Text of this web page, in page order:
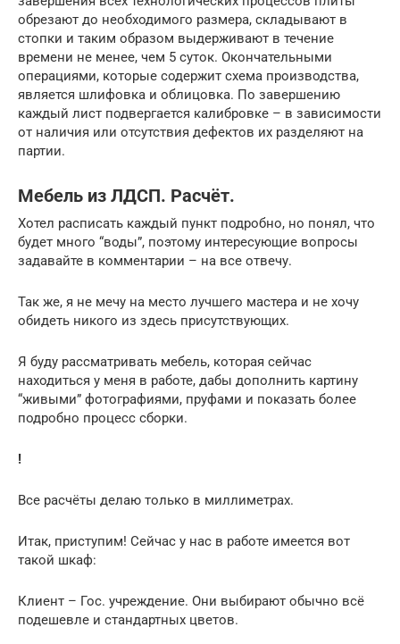
обрезают до необходимого размера, складывают в
стопки и таким образом выдерживают в течение
времени не менее, чем 5 суток. Окончательными
операциями, которые содержит схема производства,
является шлифовка и облицовка. По завершению
каждый лист подвергается калибровке – в зависимости
от наличия или отсутствия дефектов их разделяют на
партии.
Мебель из ЛДСП. Расчёт.
Хотел расписать каждый пункт подробно, но понял, что
будет много “воды”, поэтому интересующие вопросы
задавайте в комментарии – на все отвечу.
Так же, я не мечу на место лучшего мастера и не хочу
обидеть никого из здесь присутствующих.
Я буду рассматривать мебель, которая сейчас
находиться у меня в работе, дабы дополнить картину
“живыми” фотографиями, пруфами и показать более
подробно процесс сборки.
!
Все расчёты делаю только в миллиметрах.
Итак, приступим! Сейчас у нас в работе имеется вот
такой шкаф:
Клиент – Гос. учреждение. Они выбирают обычно всё
подешевле и стандартных цветов.